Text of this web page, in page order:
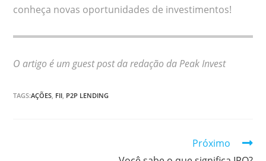
conheça novas oportunidades de investimentos!
O artigo é um guest post da redação da Peak Invest
TAGS:AÇÕES FII P2P LENDING
Próximo